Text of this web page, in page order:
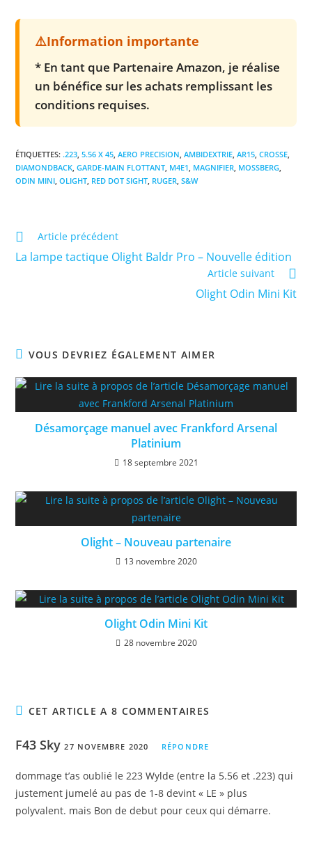
* En tant que Partenaire Amazon, je réalise
un bénéfice sur les achats remplissant les
conditions requises.
ÉTIQUETTES: .223 5.56 X 45 AERO PRECISION AMBIDEXTRIE AR15 CROSSE
DIAMONDBACK GARDE-MAIN FLOTTANT M4E1 MAGNIFIER MOSSBERG
ODIN MINI OLIGHT RED DOT SIGHT RUGER S&W
Read
articles
Article précédent
La lampe tactique Olight Baldr Pro – Nouvelle édition
Article suivant
Olight Odin Mini Kit
VOUS DEVRIEZ ÉGALEMENT AIMER
Désamorçage manuel avec Frankford Arsenal
Platinium
18 septembre 2021
Olight – Nouveau partenaire
13 novembre 2020
Olight Odin Mini Kit
28 novembre 2020
CET ARTICLE A 8 COMMENTAIRES
F43 Sky27 NOVEMBRE 2020 RÉPONDRE
dommage t’as oublié le 223 Wylde (entre la 5.56 et .223) qui
justement jumelé au pas de 1-8 devint « LE » plus
polyvalent. mais Bon de debut pour ceux qui démarre.